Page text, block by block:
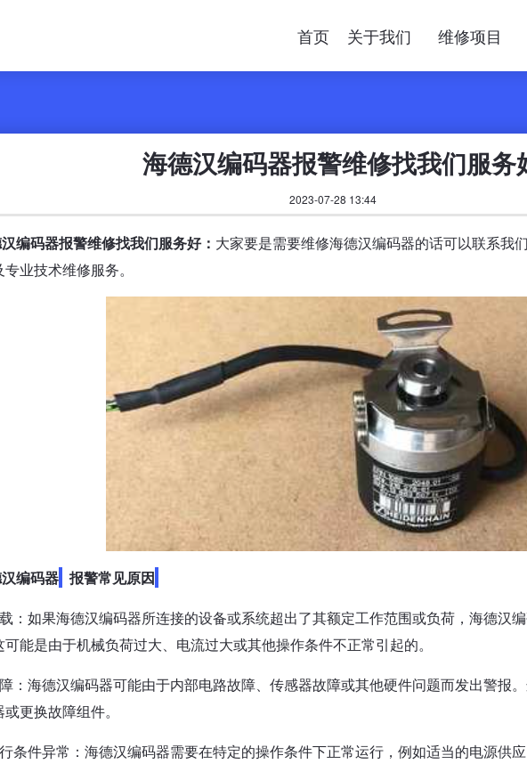
首页 关于我们 维修项目
海德汉编码器报警维修找我们服务
2023-07-28 13:44
编码器报警维修找我们服务好： 大家要是需要维修海德汉编码器的话可以联系我
业技术维修服务。
编码器 报警常见原因
：如果海德汉编码器所连接的设备或系统超出了其额定工作范围或负荷，海德汉
可能是由于机械负荷过大、电流过大或其他操作条件不正常引起的。
：海德汉编码器可能由于内部电路故障、传感器故障或其他硬件问题而发出警报
更换故障组件。
条件异常：海德汉编码器需要在特定的操作条件下正常运行，例如适当的电源供